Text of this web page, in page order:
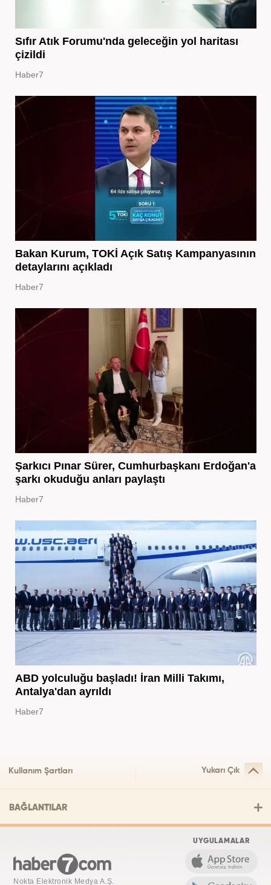
Sıfır Atık Forumu'nda geleceğin yol haritası
çizildi
Haber7
Bakan Kurum, TOKİ Açık Satış Kampanyasının
detaylarını açıkladı
Haber7
Şarkıcı Pınar Sürer, Cumhurbaşkanı Erdoğan'a
şarkı okuduğu anları paylaştı
Haber7
ABD yolculuğu başladı! İran Milli Takımı,
Antalya'dan ayrıldı
Haber7
Kullanım Şartları Yukarı Çık
BAĞLANTILAR
Nokta Elektronik Medya A.Ş.
UYGULAMALAR